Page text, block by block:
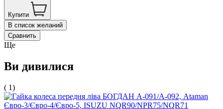
Купити
В список желаний
Сравнить
Ще
Ви дивилися
( 1)